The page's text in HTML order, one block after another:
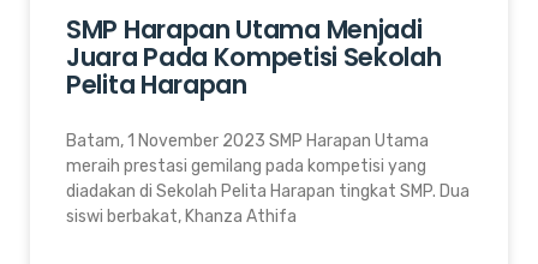
SMP Harapan Utama Menjadi
Juara Pada Kompetisi Sekolah
Pelita Harapan
Batam, 1 November 2023 SMP Harapan Utama
meraih prestasi gemilang pada kompetisi yang
diadakan di Sekolah Pelita Harapan tingkat SMP. Dua
siswi berbakat, Khanza Athifa